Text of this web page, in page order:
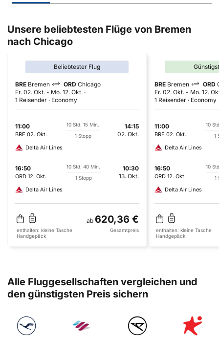
Unsere beliebtesten Flüge von Bremen
nach Chicago
Beliebtester Flug
BRE Bremen ORD Chicago
Fr. 02. Okt. - Mo. 12. Okt.
1 Reisender
Economy
11:00
BRE 02. Okt.
10 Std. 15 Min.
1 Stopp
14:15
02. Okt.
Delta Air Lines
16:50
ORD 12. Okt.
10 Std. 40 Min.
1 Stopp
10:30
13. Okt.
Delta Air Lines
ab 620,36 €
enthalten: kleine Tasche
Handgepäck
Gesamtpreis
BRE Bremen ORD
Fr. 02. Okt. - Mo. 12.
1 Reisender
Economy
11:00
BRE 02. Okt.
10
1
Delta Air Lines
16:50
ORD 12. Okt.
10
1
Delta Air Lines
enthalten: kleine Tasche
Handgepäck
Alle Fluggesellschaften vergleichen und
den günstigsten Preis sichern